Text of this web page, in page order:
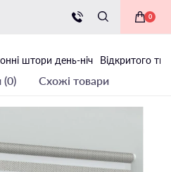
0
штори день-ніч Відкритого
(0) Схожі товари